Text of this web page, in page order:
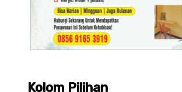
Kolom Pilihan